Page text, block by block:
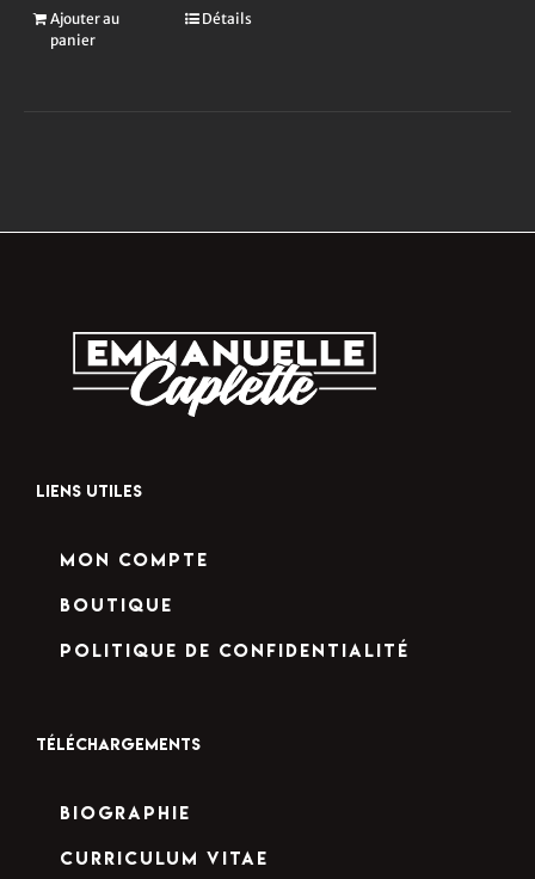
Ajouter au
panier
Détails
LIENS UTILES
Mon compte
Boutique
Politique de confidentialité
TÉLÉCHARGEMENTS
Biographie
Curriculum Vitae